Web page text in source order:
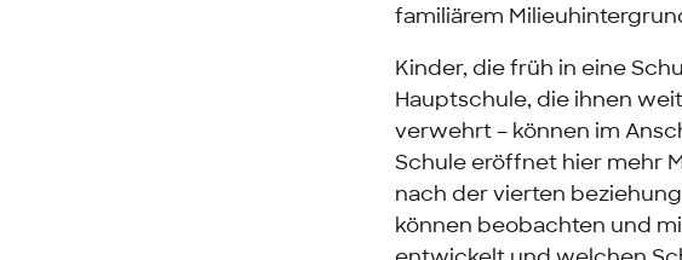
familiärem
Kinder, die früh in eine
Hauptschule, die ihnen
verwehrt – können im
Schule eröffnet hier mehr
nach der vierten
können beobachten und